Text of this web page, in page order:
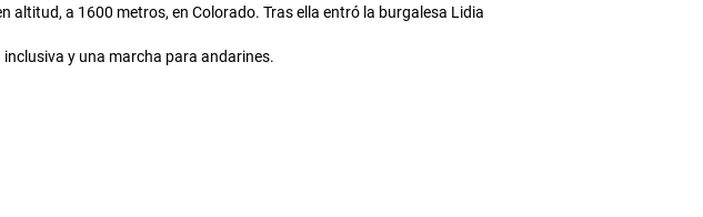
altitud, a 1600 metros, en Colorado. Tras ella entró la burgalesa Lidia
y una marcha para andarines.